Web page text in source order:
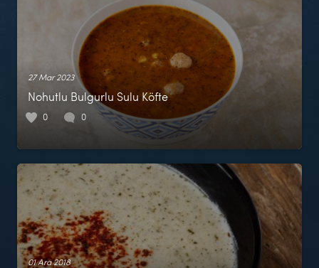
27 Mar 2023
Nohutlu Bulgurlu Sulu Köfte
0 0
01 Ara 2018